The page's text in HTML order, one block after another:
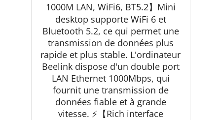
1000M LAN, WiFi6, BT5.2】Mini
desktop supporte WiFi 6 et
Bluetooth 5.2, ce qui permet une
transmission de données plus
rapide et plus stable. L'ordinateur
Beelink dispose d'un double port
LAN Ethernet 1000Mbps, qui
fournit une transmission de
données fiable et à grande
vitesse. ⚡【Rich interface